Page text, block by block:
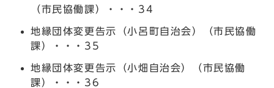
（市民協働課）・・・34
地縁団体変更告示（小呂町自治会）（市民協働
課）・・・35
地縁団体変更告示（小畑自治会）（市民協働
課）・・・36